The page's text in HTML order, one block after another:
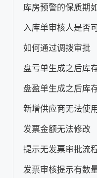
库房预警的保质期
入库单审核人是否
如何通过调拨审批
盘亏单生成之后库
盘盈单生成之后库
新增供应商无法使用
发票金额无法修改
提示无发票审批流
发票审核提示有数